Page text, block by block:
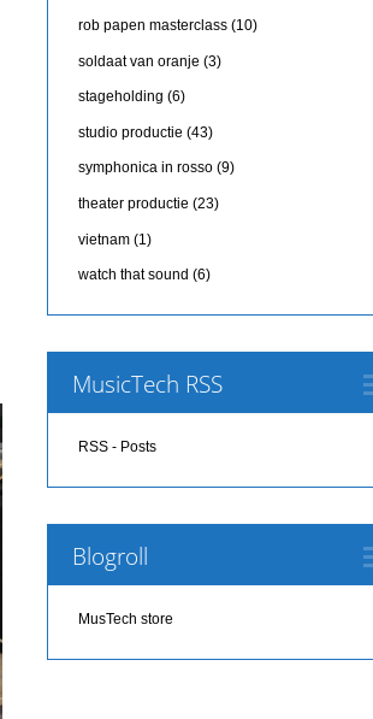
rob papen masterclass (10)
soldaat van oranje (3)
stageholding (6)
studio productie (43)
symphonica in rosso (9)
theater productie (23)
vietnam (1)
watch that sound (6)
MusicTech RSS
RSS - Posts
Blogroll
MusTech store